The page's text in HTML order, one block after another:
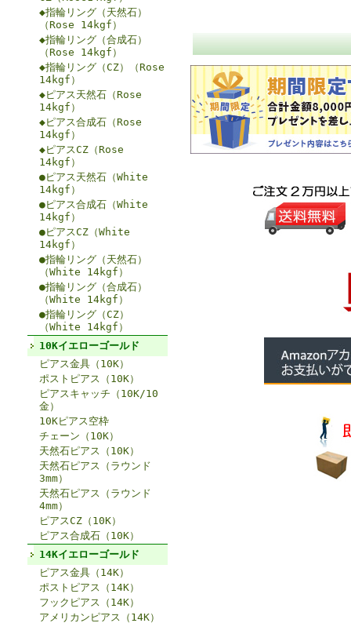
◆指輪リング（天然石）
（Rose 14kgf）
◆指輪リング（合成石）
（Rose 14kgf）
◆指輪リング（CZ）（Rose
14kgf）
◆ピアス天然石（Rose
14kgf）
◆ピアス合成石（Rose
14kgf）
◆ピアスCZ（Rose
14kgf）
●ピアス天然石（White
14kgf）
●ピアス合成石（White
14kgf）
●ピアスCZ（White
14kgf）
●指輪リング（天然石）
（White 14kgf）
●指輪リング（合成石）
（White 14kgf）
●指輪リング（CZ）
（White 14kgf）
10Kイエローゴールド
ピアス金具（10K）
ポストピアス（10K）
ピアスキャッチ（10K/10
金）
10Kピアス空枠
チェーン（10K）
天然石ピアス（10K）
天然石ピアス（ラウンド
3mm）
天然石ピアス（ラウンド
4mm）
ピアスCZ（10K）
ピアス合成石（10K）
14Kイエローゴールド
ピアス金具（14K）
ポストピアス（14K）
フックピアス（14K）
アメリカンピアス（14K）